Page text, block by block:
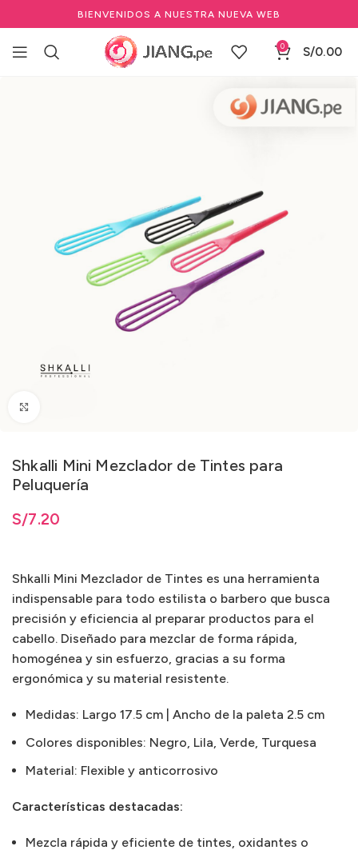
BIENVENIDOS A NUESTRA NUEVA WEB
0 S/0.00
Herramientas de salón de belleza
Shkalli Mini Mezclador de Tintes para
Peluquería
S/7.20
S/7.20
Shkalli Mini Mezclador de Tintes es una herramienta
indispensable para todo estilista o barbero que busca
precisión y eficiencia al preparar productos para el
cabello. Diseñado para mezclar de forma rápida,
homogénea y sin esfuerzo, gracias a su forma
ergonómica y su material resistente.
Medidas: Largo 17.5 cm | Ancho de la paleta 2.5 cm
Colores disponibles: Negro, Lila, Verde, Turquesa
Material: Flexible y anticorrosivo
Características destacadas:
Mezcla rápida y eficiente de tintes, oxidantes o